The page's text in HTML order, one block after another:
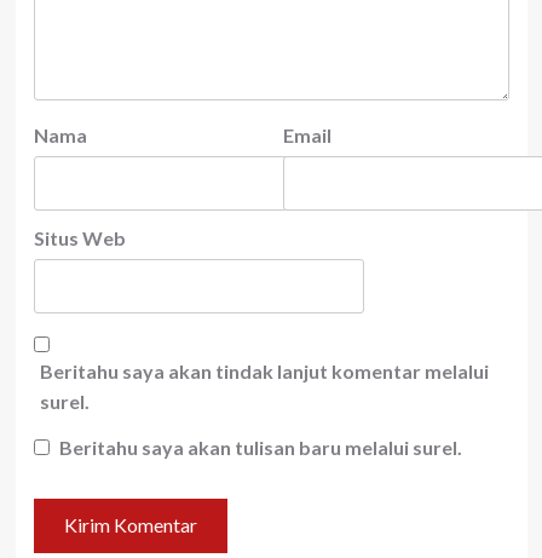
Nama Email
Situs Web
Beritahu saya akan tindak lanjut komentar melalui
surel.
Beritahu saya akan tulisan baru melalui surel.